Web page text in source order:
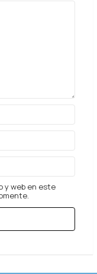
y web en este